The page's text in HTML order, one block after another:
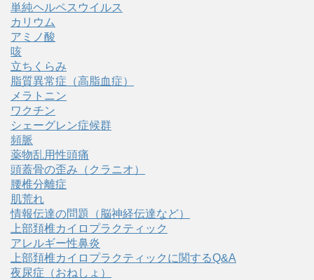
単純ヘルペスウイルス
カリウム
アミノ酸
咳
立ちくらみ
脂質異常症（高脂血症）
メラトニン
ワクチン
シェーグレン症候群
頻脈
薬物乱用性頭痛
頭蓋骨の歪み（クラニオ）
腰椎分離症
肌荒れ
情報伝達の問題（脳神経伝達など）
上部頚椎カイロプラクティック
アレルギー性鼻炎
上部頚椎カイロプラクティックに関するQ&A
夜尿症（おねしょ）